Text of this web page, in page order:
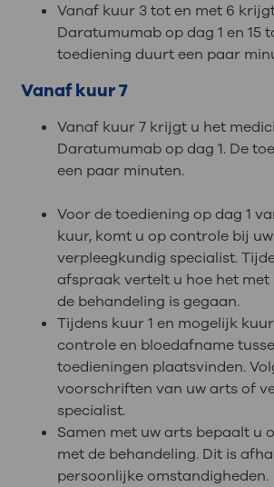
Vanaf kuur 3 tot en met 6
Daratumumab op dag 1 en 15
toediening duurt een paar
Vanaf kuur 7
Vanaf kuur 7 krijgt u het
Daratumumab op dag 1. De
een paar minuten.
Voor de toediening op dag 1
kuur, komt u op controle bij
verpleegkundig specialist.
afspraak vertelt u hoe het met
de behandeling is gegaan.
Tijdens kuur 1 en mogelijk
controle en bloedafname
toedieningen plaatsvinden.
voorschriften van uw arts of
specialist.
Samen met uw arts bepaalt u
met de behandeling. Dit is
persoonlijke omstandigheden.